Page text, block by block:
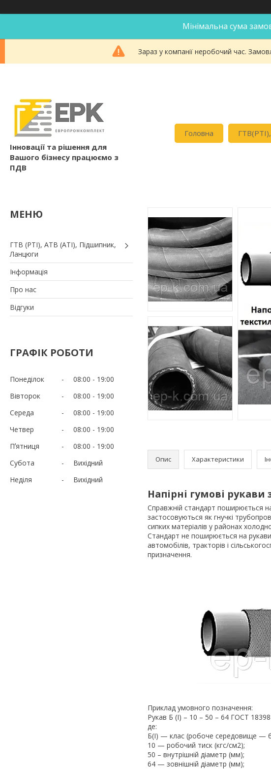
Мінімальна сума
Зараз у компанії неробочий час.
Інновації та рішення для
Вашого бізнесу працюємо з
ПДВ
Головна
ГТВ (РТI), АТВ (АТI), Пiдшипник,
Ланцюги
Iнформація
Про нас
Вiдгуки
ГРАФІК РОБОТИ
Понеділок 08:00
19:00
Вівторок
08:00
19:00
Середа
08:00
19:00
Четвер
08:00
19:00
Пʼятниця
08:00
19:00
Субота
Вихідний
Неділя
Вихідний
Опис Характеристики
Напірні гумові
Справжній стандарт поширюється
застосовуються як гнучкі
сипких матеріалів у районах
Стандарт не поширюється на
автомобілів, тракторів і
призначення.
Приклад умовного позначення:
Рукав Б (I) – 10 – 50 – 64 ГОСТ
де:
Б(I) — клас (робоче середовище —
10 — робочий тиск (кгс/см2);
50 – внутрішній діаметр (мм);
64 — зовнішній діаметр (мм);